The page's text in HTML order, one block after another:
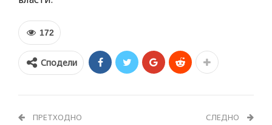
172
Сподели
ПРЕТХОДНО СЛЕДНО